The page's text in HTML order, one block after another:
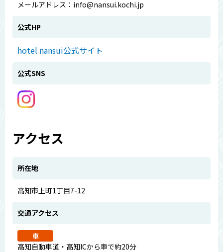
メールアドレス：info@nansui.kochi.jp
公式HP
hotel nansui公式サイト
公式SNS
アクセス
所在地
高知市上町1丁目7-12
交通アクセス
車
高知自動車道・高知ICから車で約20分